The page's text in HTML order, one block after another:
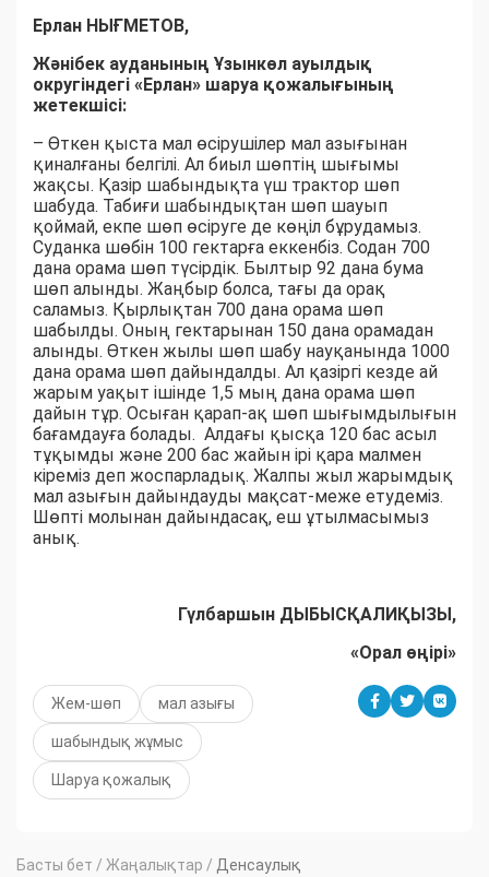
Ерлан НЫҒМЕТОВ,
Жәнібек ауданының Ұзынкөл ауылдық
округіндегі «Ерлан» шаруа қожалығының
жетекшісі:
– Өткен қыста мал өсірушілер мал азығынан
қиналғаны белгілі. Ал биыл шөптің шығымы
жақсы. Қазір шабындықта үш трактор шөп
шабуда. Табиғи шабындықтан шөп шауып
қоймай, екпе шөп өсіруге де көңіл бұрудамыз.
Суданка шөбін 100 гектарға еккенбіз. Содан 700
дана орама шөп түсірдік. Былтыр 92 дана бума
шөп алынды. Жаңбыр болса, тағы да орақ
саламыз. Қырлықтан 700 дана орама шөп
шабылды. Оның гектарынан 150 дана орамадан
алынды. Өткен жылы шөп шабу науқанында 1000
дана орама шөп дайындалды. Ал қазіргі кезде ай
жарым уақыт ішінде 1,5 мың дана орама шөп
дайын тұр. Осыған қарап-ақ шөп шығымдылығын
бағамдауға болады. Алдағы қысқа 120 бас асыл
тұқымды және 200 бас жайын ірі қара малмен
кіреміз деп жоспарладық. Жалпы жыл жарымдық
мал азығын дайындауды мақсат-меже етудеміз.
Шөпті молынан дайындасақ, еш ұтылмасымыз
анық.
Гүлбаршын ДЫБЫСҚАЛИҚЫЗЫ,
«Орал өңірі»
Жем-шөп мал азығы
шабындық жұмыс
Шаруа қожалық
Басты бет / Жаңалықтар / Денсаулық